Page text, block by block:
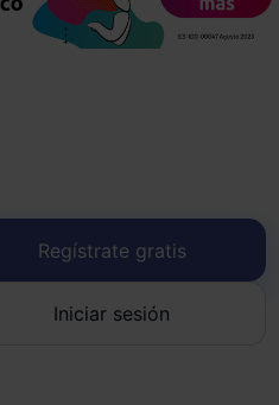
Regístrate gratis
Iniciar sesión